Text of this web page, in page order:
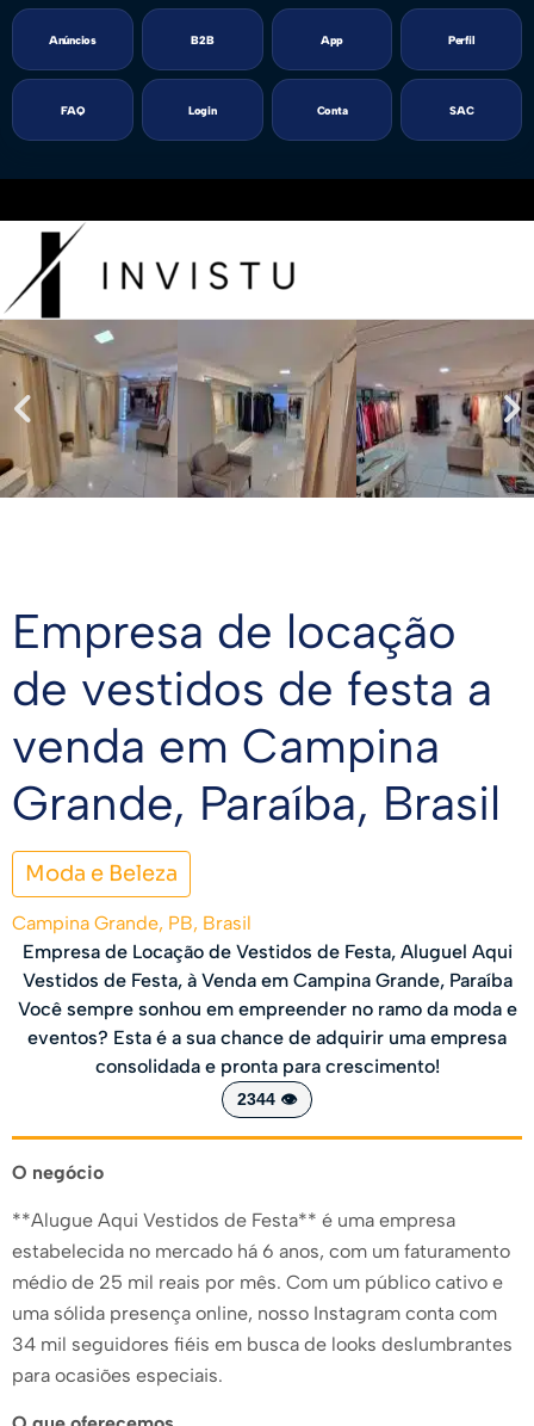
Anúncios B2B App Perfil
FAQ Login Conta SAC
Moda e Beleza
Campina Grande, PB, Brasil
Empresa de Locação de Vestidos de Festa, Aluguel Aqui
Vestidos de Festa, à Venda em Campina Grande, Paraíba
Você sempre sonhou em empreender no ramo da moda e
eventos? Esta é a sua chance de adquirir uma empresa
consolidada e pronta para crescimento!
Empresa de locação
de vestidos de festa a
venda em Campina
Grande, Paraíba, Brasil
2344 👁️
O negócio
**Alugue Aqui Vestidos de Festa** é uma empresa
estabelecida no mercado há 6 anos, com um faturamento
médio de 25 mil reais por mês. Com um público cativo e
uma sólida presença online, nosso Instagram conta com
34 mil seguidores fiéis em busca de looks deslumbrantes
para ocasiões especiais.